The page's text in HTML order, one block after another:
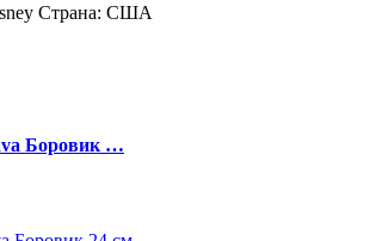
Страна: США
Боровик …